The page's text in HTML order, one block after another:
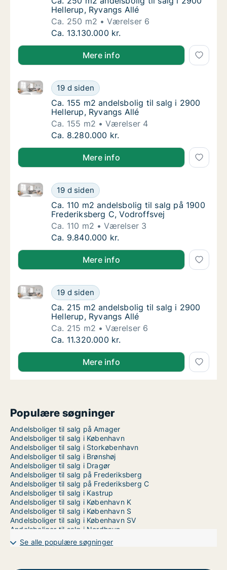
Hellerup, Ryvangs Allé
Ca. 250 m2
Værelser 6
Ca. 250 m2 andelsbolig til salg i 2900
Ca. 13.130.000 kr.
Mere info
Ca. 155 m2 andelsbolig til salg i 2900
19 d siden
Ca. 155 m2 andelsbolig til salg i 2900 Hellerup,
Ca. 155 m2 andelsbolig til salg i 2900
Ca. 155 m2 andelsbolig til salg i 2900
Hellerup, Ryvangs Allé
Ca. 155 m2
Værelser 4
Ca. 155 m2 andelsbolig til salg i 2900
Ca. 8.280.000 kr.
Mere info
Ca. 110 m2 andelsbolig til salg på 1900
19 d siden
Ca. 110 m2 andelsbolig til salg på 1900
Ca. 110 m2 andelsbolig til salg på 1900
Ca. 110 m2 andelsbolig til salg på 1900
Frederiksberg C, Vodroffsvej
Ca. 110 m2
Værelser 3
Ca. 110 m2 andelsbolig til salg på 1900
Ca. 9.840.000 kr.
Mere info
Ca. 215 m2 andelsbolig til salg i 2900
19 d siden
Ca. 215 m2 andelsbolig til salg i 2900 Hellerup,
Ca. 215 m2 andelsbolig til salg i 2900
Ca. 215 m2 andelsbolig til salg i 2900
Hellerup, Ryvangs Allé
Ca. 215 m2
Værelser 6
Ca. 215 m2 andelsbolig til salg i 2900
Ca. 11.320.000 kr.
Mere info
Populære søgninger
Andelsboliger til salg på Amager
Andelsboliger til salg i København
Andelsboliger til salg i Storkøbenhavn
Andelsboliger til salg i Brønshøj
Andelsboliger til salg i Dragør
Andelsboliger til salg på Frederiksberg
Andelsboliger til salg på Frederiksberg C
Andelsboliger til salg i Kastrup
Andelsboliger til salg i København K
Andelsboliger til salg i København S
Andelsboliger til salg i København SV
Andelsboliger til salg i Nordhavn
Andelsboliger til salg på Nørrebro
Andelsboliger til salg i Valby
Se alle populære søgninger